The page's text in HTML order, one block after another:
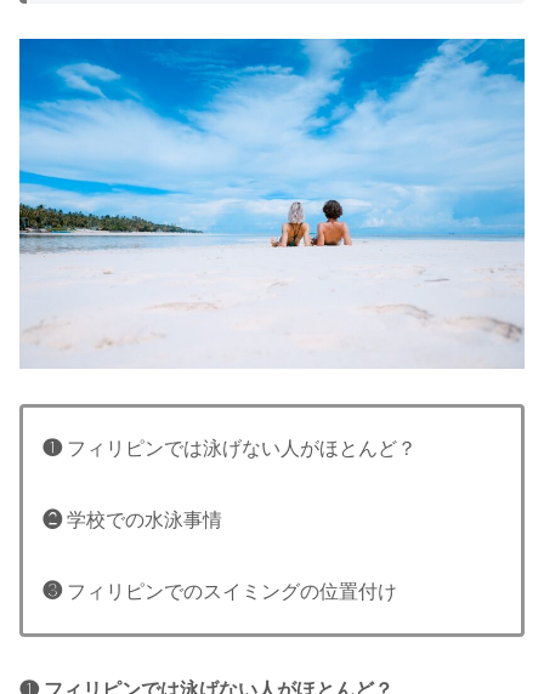
❶フィリピンでは泳げない人がほとんど？
❷学校での水泳事情
❸ フィリピンでのスイミングの位置付け
❶ フィリピンでは泳げない人がほとんど？